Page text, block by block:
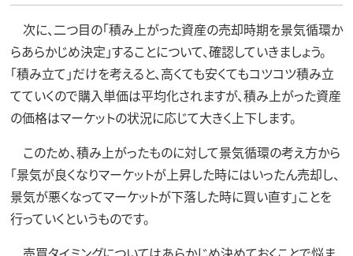
次に、二つ目の「積み上がった資産の売却時期を景気循環か
らあらかじめ決定」することについて、確認していきましょう。
「積み立て」だけを考えると、高くても安くてもコツコツ積み立
てていくので購入単価は平均化されますが、積み上がった資産
の価格はマーケットの状況に応じて大きく上下します。
このため、積み上がったものに対して景気循環の考え方から
「景気が良くなりマーケットが上昇した時にはいったん売却し、
景気が悪くなってマーケットが下落した時に買い直す」ことを
行っていくというものです。